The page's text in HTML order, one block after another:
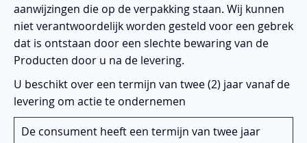
aanwijzingen die op de verpakking staan. Wij kunnen
niet verantwoordelijk worden gesteld voor een gebrek
dat is ontstaan door een slechte bewaring van de
Producten door u na de levering.
U beschikt over een termijn van twee (2) jaar vanaf de
levering om actie te ondernemen
De consument heeft een termijn van twee jaar